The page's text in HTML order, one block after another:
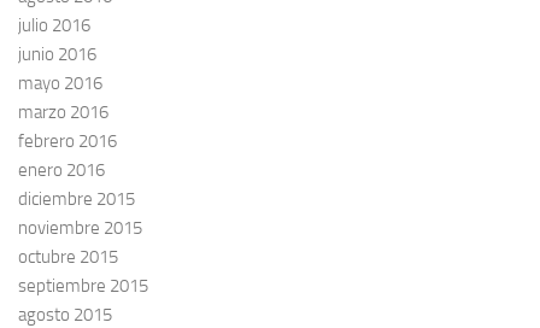
julio 2016
junio 2016
mayo 2016
marzo 2016
febrero 2016
enero 2016
diciembre 2015
noviembre 2015
octubre 2015
septiembre 2015
agosto 2015